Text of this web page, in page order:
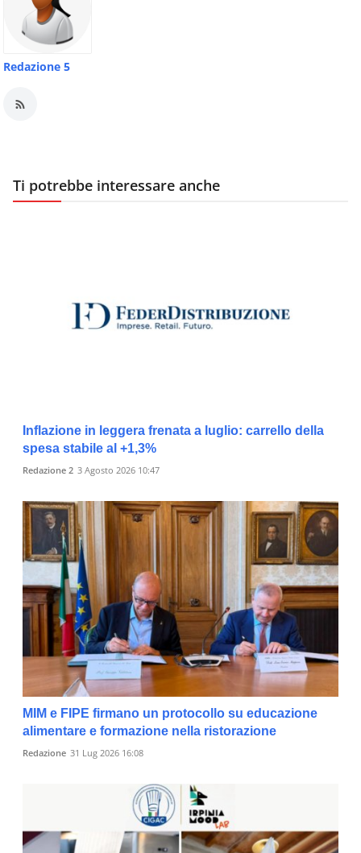
Redazione 5
Ti potrebbe interessare anche
Inflazione in leggera frenata a luglio: carrello della
spesa stabile al +1,3%
Redazione 2 3 Agosto 2026 10:47
MIM e FIPE firmano un protocollo su educazione
alimentare e formazione nella ristorazione
Redazione 31 Lug 2026 16:08